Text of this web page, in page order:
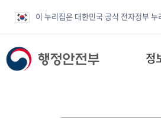
이 누리집은 대한민국 공식 전자정부 누
정